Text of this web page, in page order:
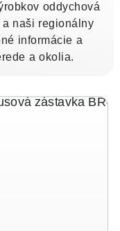
oddychová
naši regionálny
informácie a
a okolia.